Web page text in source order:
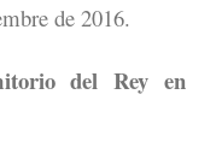
de 2016.
del Rey en